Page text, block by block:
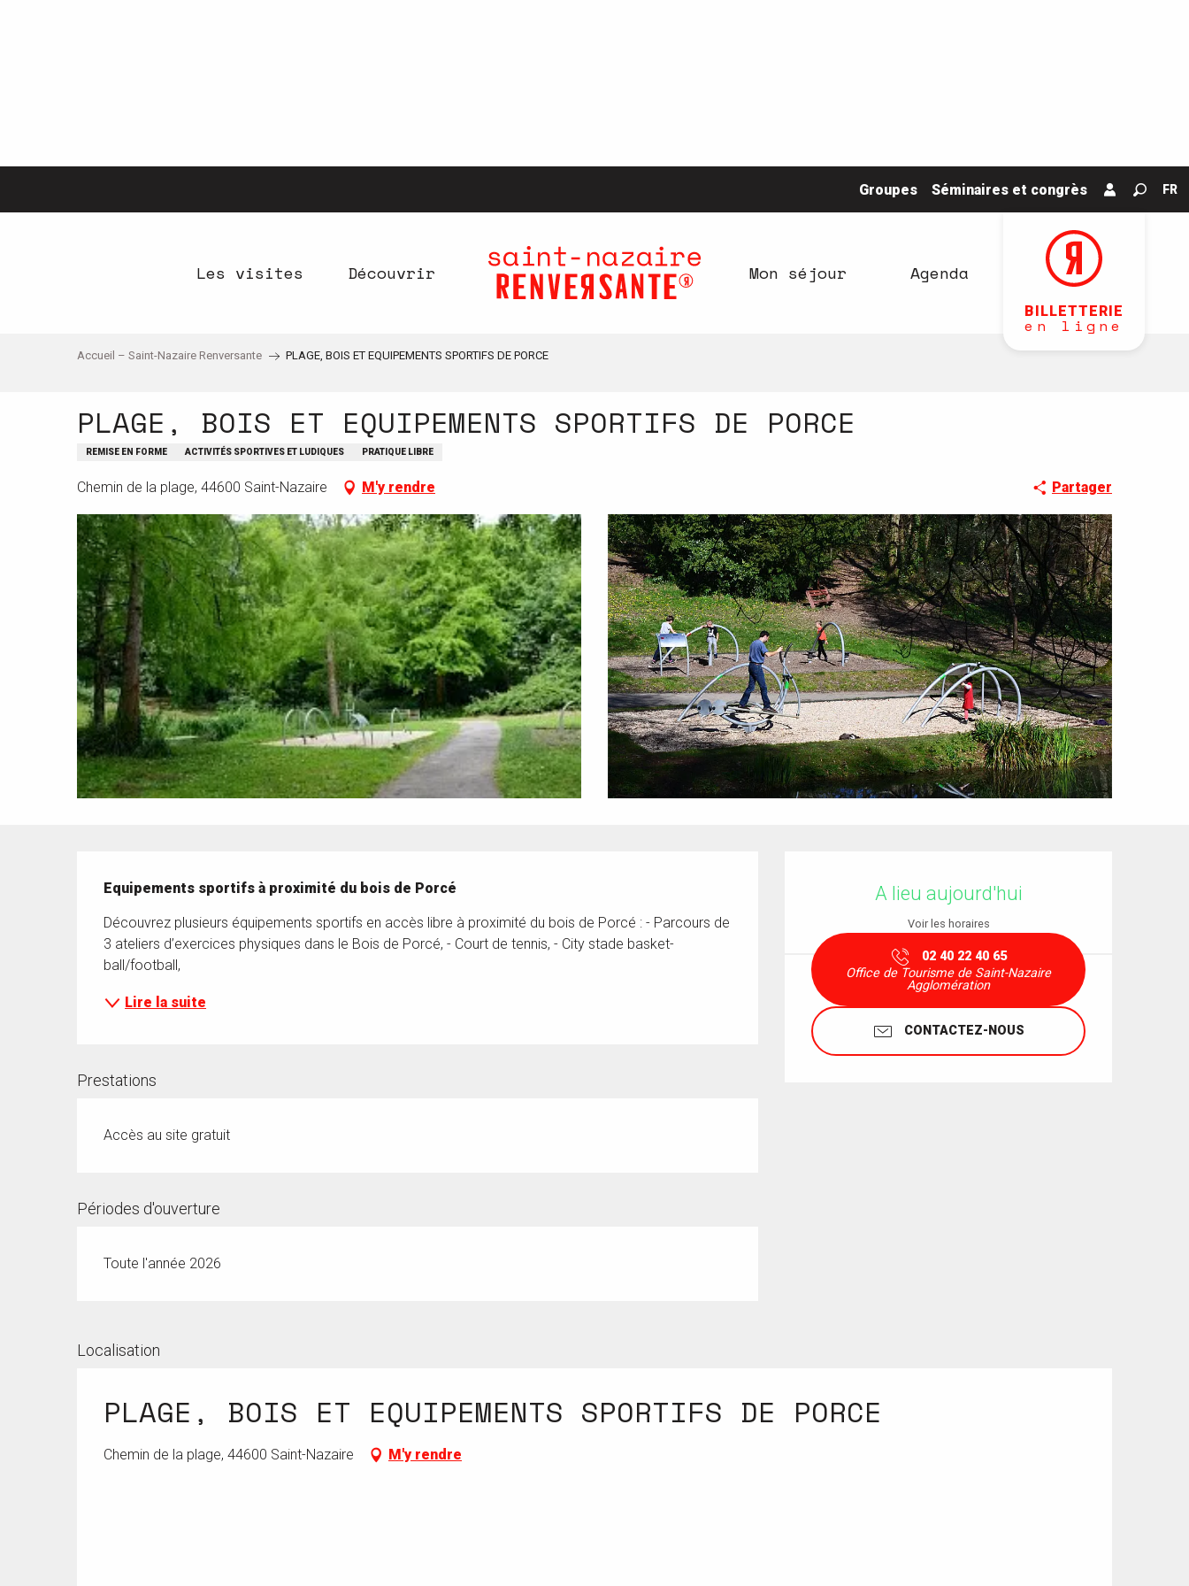
Groupes Séminaires et congrès FR
BILLETTERIE
en ligne
Les visites Découvrir Mon séjour Agenda
Accueil – Saint-Nazaire Renversante PLAGE, BOIS ET EQUIPEMENTS SPORTIFS DE PORCE
PLAGE, BOIS ET EQUIPEMENTS SPORTIFS DE PORCE
REMISE EN FORME ACTIVITÉS SPORTIVES ET LUDIQUES PRATIQUE LIBRE
Chemin de la plage, 44600 Saint-Nazaire M'y rendre Partager
A lieu aujourd'hui
Voir les horaires
02 40 22 40 65
Office de Tourisme de Saint-Nazaire
Agglomération
CONTACTEZ-NOUS
Equipements sportifs à proximité du bois de Porcé
Découvrez plusieurs équipements sportifs en accès libre à proximité du bois de Porcé : - Parcours de
3 ateliers d’exercices physiques dans le Bois de Porcé, - Court de tennis, - City stade basket-
ball/football,
Lire la suite
Prestations
Accès au site gratuit
Périodes d'ouverture
Toute l'année 2026
Localisation
PLAGE, BOIS ET EQUIPEMENTS SPORTIFS DE PORCE
Chemin de la plage, 44600 Saint-Nazaire M'y rendre